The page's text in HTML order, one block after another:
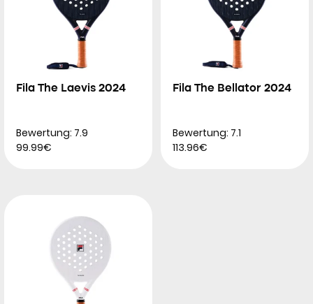
Fila The Laevis 2024
Bewertung: 7.9
99.99€
Fila The Bellator 2024
Bewertung: 7.1
113.96€